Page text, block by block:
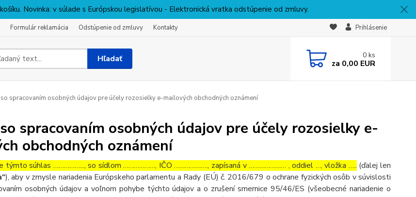
Novinka: v súlade s Európskou legislatívou - Elektronická vratka odstúpenie od zmluvy.
Formulár reklamácia Odstúpenie od zmluvy Kontakty Prihlásenie
Hľadať 0 ks
za 0,00 EUR
spracovaním osobných údajov pre účely rozosielky e-mailových obchodných oznámení
spracovaním osobných údajov pre účely rozosielky e-
obchodných oznámení
týmto súhlas ……………..., so sídlom ………………, IČO ………………., zapísaná v ………………… , oddiel …, vložka ….. (ďalej len
), aby v zmysle nariadenia Európskeho parlamentu a Rady (EÚ) č. 2016/679 o ochrane fyzických osôb v súvislosti
osobných údajov a voľnom pohybe týchto údajov a o zrušení smernice 95/46/ES (všeobecné nariadenie o